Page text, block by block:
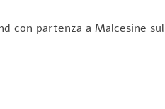
con partenza a Malcesine